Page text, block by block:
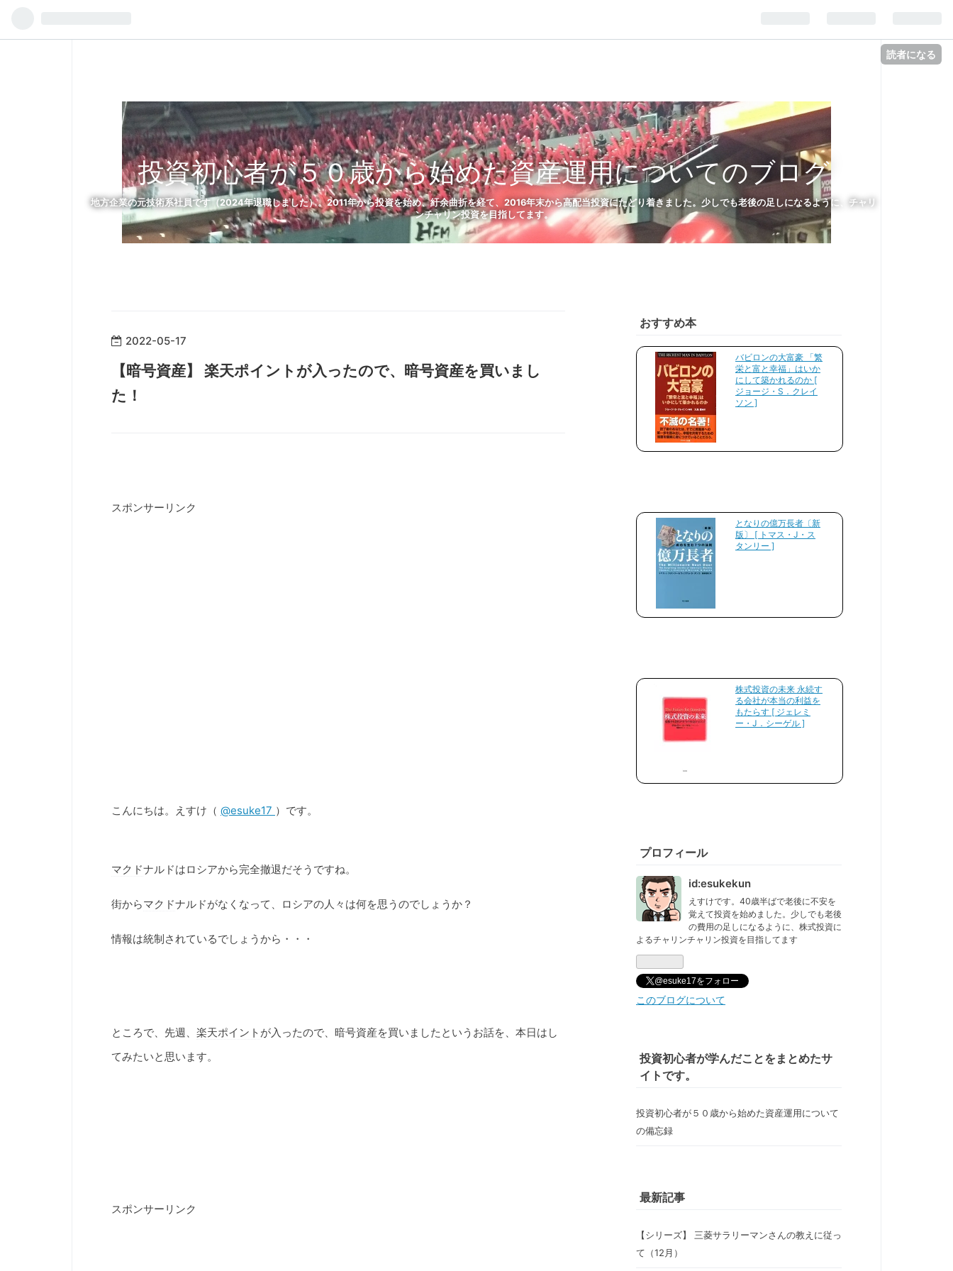
読者になる
投資初心者が５０歳から始めた資産運用についてのブログ
地方企業の元技術系社員です（2024年退職しました）。2011年から投資を始め、紆余曲折を経て、2016年末から高配当投資にたどり着きました。少しでも老後の足しになるように、チャリ
ンチャリン投資を目指してます。
2022-05-17
【暗号資産】 楽天ポイントが入ったので、暗号資産を買いまし
た！
スポンサーリンク
こんにちは。えすけ（ @esuke17 ）です。
マクドナルドはロシアから完全撤退だそうですね。
街からマクドナルドがなくなって、ロシアの人々は何を思うのでしょうか？
情報は統制されているでしょうから・・・
ところで、先週、 楽天ポイント が入ったので、暗号資産を買いましたというお話を、本日はし
てみたいと思います。
スポンサーリンク
おすすめ本
バビロンの大富豪 「繁
栄と富と幸福」はいか
にして築かれるのか [
ジョージ・S．クレイ
ソン ]
となりの億万長者〔新
版〕 [ トマス・J・ス
タンリー ]
株式投資の未来 永続す
る会社が本当の利益を
もたらす [ ジェレミ
ー・J．シーゲル ]
プロフィール
id:esukekun
えすけです。40歳半ばで老後に不安を
覚えて投資を始めました。少しでも老後
の費用の足しになるように、株式投資に
よるチャリンチャリン投資を目指してます
@esuke17をフォロー
このブログについて
投資初心者が学んだことをまとめたサ
イトです。
投資初心者が５０歳から始めた資産運用について
の備忘録
最新記事
【シリーズ】 三菱サラリーマンさんの教えに従っ
て（12月）